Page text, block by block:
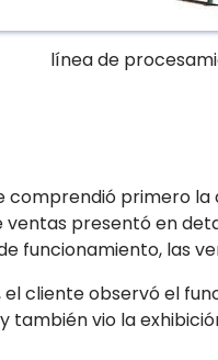
línea de
comprendió primero
presentó en
funcionamiento, las
cliente observó el
también vio la